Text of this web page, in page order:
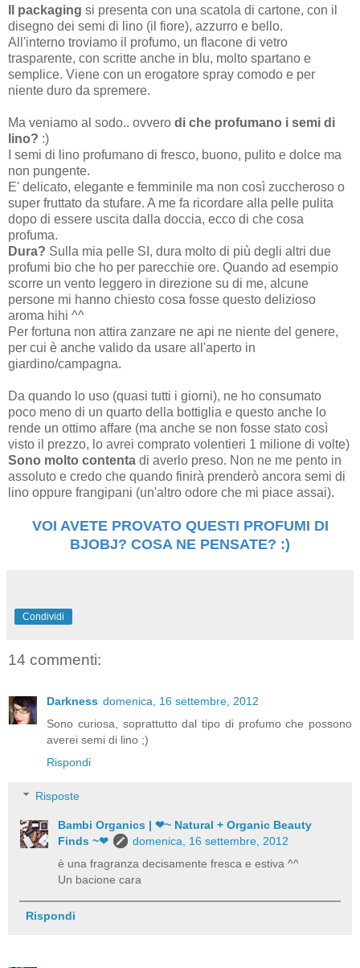
Il packaging si presenta con una scatola di cartone, con il
disegno dei semi di lino (il fiore), azzurro e bello.
All'interno troviamo il profumo, un flacone di vetro
trasparente, con scritte anche in blu, molto spartano e
semplice. Viene con un erogatore spray comodo e per
niente duro da spremere.
Ma veniamo al sodo.. ovvero di che profumano i semi di
lino? :)
I semi di lino profumano di fresco, buono, pulito e dolce ma
non pungente.
E' delicato, elegante e femminile ma non così zuccheroso o
super fruttato da stufare. A me fa ricordare alla pelle pulita
dopo di essere uscita dalla doccia, ecco di che cosa
profuma.
Dura? Sulla mia pelle SI, dura molto di più degli altri due
profumi bio che ho per parecchie ore. Quando ad esempio
scorre un vento leggero in direzione su di me, alcune
persone mi hanno chiesto cosa fosse questo delizioso
aroma hihi ^^
Per fortuna non attira zanzare ne api ne niente del genere,
per cui è anche valido da usare all'aperto in
giardino/campagna.
Da quando lo uso (quasi tutti i giorni), ne ho consumato
poco meno di un quarto della bottiglia e questo anche lo
rende un ottimo affare (ma anche se non fosse stato così
visto il prezzo, lo avrei comprato volentieri 1 milione di volte)
Sono molto contenta di averlo preso. Non ne me pento in
assoluto e credo che quando finirà prenderò ancora semi di
lino oppure frangipani (un'altro odore che mi piace assai).
VOI AVETE PROVATO QUESTI PROFUMI DI
BJOBJ? COSA NE PENSATE? :)
Condividi
14 commenti:
Darkness domenica, 16 settembre, 2012
Sono curiosa, soprattutto dal tipo di profumo che possono
averei semi di lino ;)
Rispondi
Risposte
Bambi Organics | ❤~ Natural + Organic Beauty
Finds ~❤
domenica, 16 settembre, 2012
è una fragranza decisamente fresca e estiva ^^
Un bacione cara
Rispondi